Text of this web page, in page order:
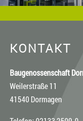
KONTAKT
Baugenossenschaft
Weilerstraße 11
41540 Dormagen